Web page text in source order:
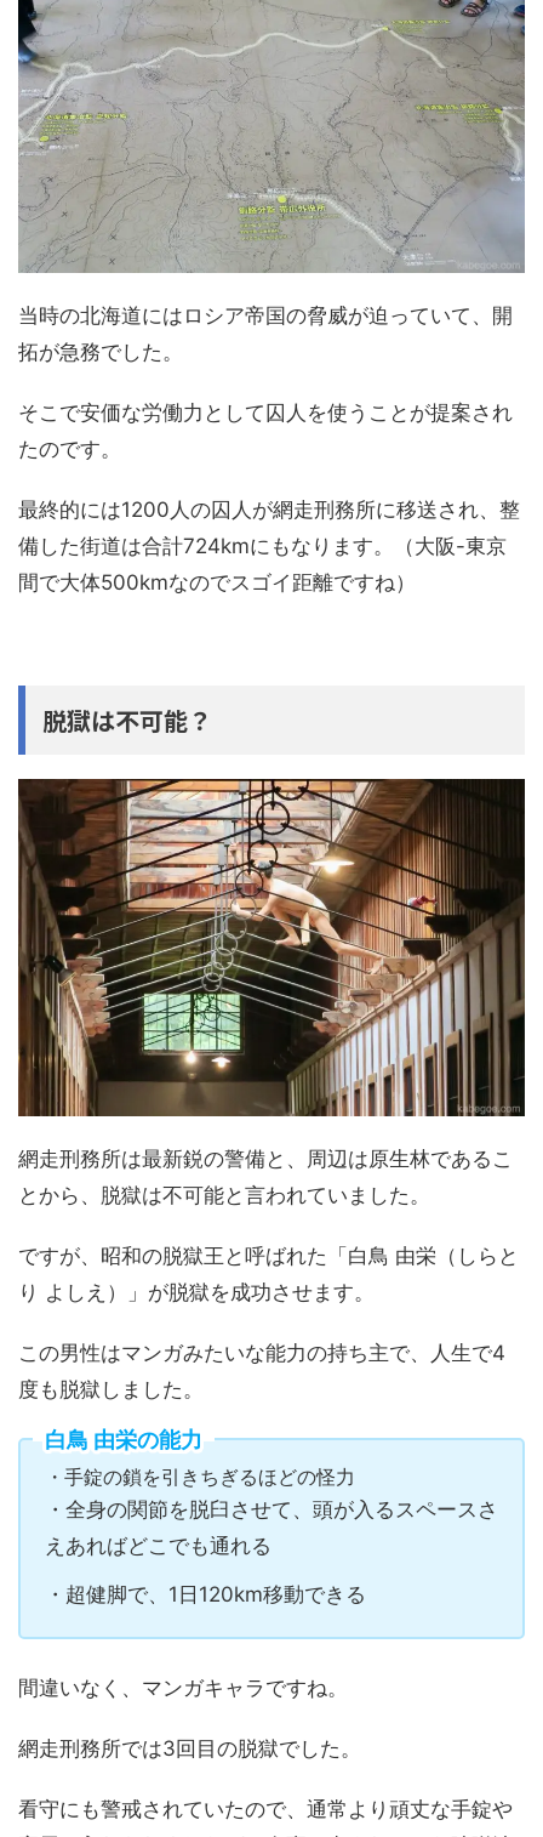
当時の北海道にはロシア帝国の脅威が迫っていて、開
拓が急務でした。
そこで安価な労働力として囚人を使うことが提案され
たのです。
最終的には1200人の囚人が網走刑務所に移送され、整
備した街道は合計724kmにもなります。（大阪-東京
間で大体500kmなのでスゴイ距離ですね）
脱獄は不可能？
網走刑務所は最新鋭の警備と、周辺は原生林であるこ
とから、脱獄は不可能と言われていました。
ですが、昭和の脱獄王と呼ばれた「白鳥 由栄（しらと
り よしえ）」が脱獄を成功させます。
この男性はマンガみたいな能力の持ち主で、人生で4
度も脱獄しました。
白鳥 由栄の能力
・手錠の鎖を引きちぎるほどの怪力
・全身の関節を脱臼させて、頭が入るスペースさ
えあればどこでも通れる
・超健脚で、1日120km移動できる
間違いなく、マンガキャラですね。
網走刑務所では3回目の脱獄でした。
看守にも警戒されていたので、通常より頑丈な手錠や